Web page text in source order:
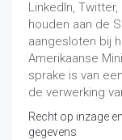
LinkedIn,
houden aan de
aangesloten bij
Amerikaanse
sprake is van
de verwerking
Recht op inzage
gegevens